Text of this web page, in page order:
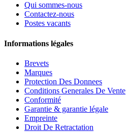
Qui sommes-nous
Contactez-nous
Postes vacants
Informations légales
Brevets
Marques
Protection Des Donnees
Conditions Generales De Vente
Conformité
Garantie & garantie légale
Empreinte
Droit De Retractation